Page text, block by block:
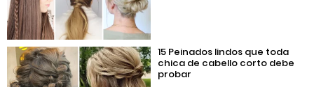
15 Peinados lindos que toda
chica de cabello corto debe
probar